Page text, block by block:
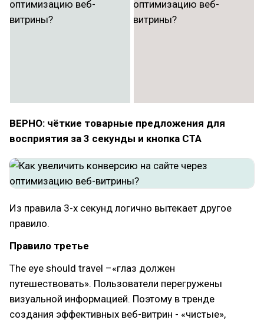
ВЕРНО: чёткие товарные предложения для
восприятия за 3 секунды и кнопка CTA
Из правила 3-х секунд логично вытекает другое
правило.
Правило третье
The eye should travel –«глаз должен
путешествовать». Пользователи перегружены
визуальной информацией. Поэтому в тренде
создания эффективных веб-витрин - «чистые»,